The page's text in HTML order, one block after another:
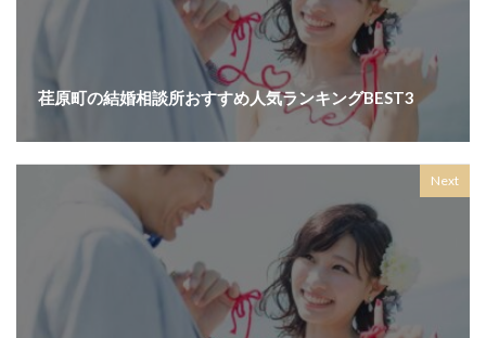
荏原町の結婚相談所おすすめ人気ランキングBEST3
Next